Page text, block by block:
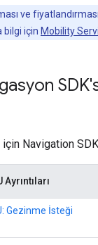
ve
bilgi için Mobility
Navigation
Ayrıntıları
Gezinme İsteği